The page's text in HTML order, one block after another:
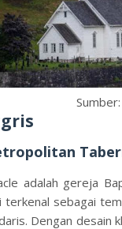
adalah gereja
sebagai
Dengan desain